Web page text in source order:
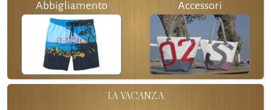
Abbigliamento Accessori
LA VACANZA